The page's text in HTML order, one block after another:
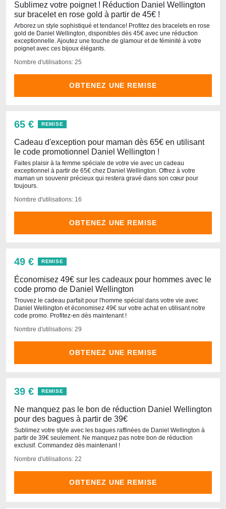
Sublimez votre poignet ! Réduction Daniel Wellington
sur bracelet en rose gold à partir de 45€ !
Arborez un style sophistiqué et tendance! Profitez des bracelets en rose
gold de Daniel Wellington, disponibles dès 45€ avec une réduction
exceptionnelle. Ajoutez une touche de glamour et de féminité à votre
poignet avec ces bijoux élégants.
Nombre d'utilisations: 25
OBTENEZ UNE REMISE
65 € REMISE
Cadeau d'exception pour maman dès 65€ en utilisant
le code promotionnel Daniel Wellington !
Faites plaisir à la femme spéciale de votre vie avec un cadeau
exceptionnel à partir de 65€ chez Daniel Wellington. Offrez à votre
maman un souvenir précieux qui restera gravé dans son cœur pour
toujours.
Nombre d'utilisations: 16
OBTENEZ UNE REMISE
49 € REMISE
Économisez 49€ sur les cadeaux pour hommes avec le
code promo de Daniel Wellington
Trouvez le cadeau parfait pour l'homme spécial dans votre vie avec
Daniel Wellington et économisez 49€ sur votre achat en utilisant notre
code promo. Profitez-en dès maintenant !
Nombre d'utilisations: 29
OBTENEZ UNE REMISE
39 € REMISE
Ne manquez pas le bon de réduction Daniel Wellington
pour des bagues à partir de 39€
Sublimez votre style avec les bagues raffinées de Daniel Wellington à
partir de 39€ seulement. Ne manquez pas notre bon de réduction
exclusif. Commandez dès maintenant !
Nombre d'utilisations: 22
OBTENEZ UNE REMISE